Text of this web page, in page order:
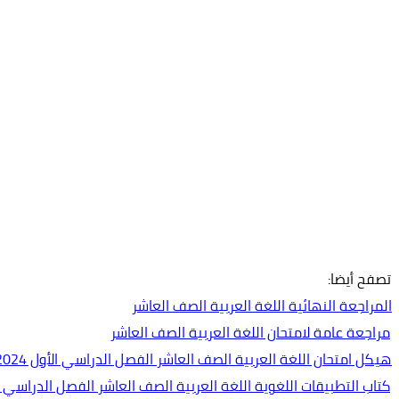
تصفح أيضا:
المراجعة النهائية اللغة العربية الصف العاشر
مراجعة عامة لامتحان اللغة العربية الصف العاشر
هيكل امتحان اللغة العربية الصف العاشر الفصل الدراسي الأول 2024-2025
كتاب التطبيقات اللغوية اللغة العربية الصف العاشر الفصل الدراسي الأول